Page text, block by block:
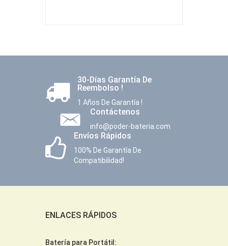
30-Días Garantía De
Reembolso !
1 Años De Garantía !
Contáctenos
info@poder-bateria.com
Envíos Rápidos
100% De Garantía De
Compatibilidad!
ENLACES RÁPIDOS
Batería para Portátil: